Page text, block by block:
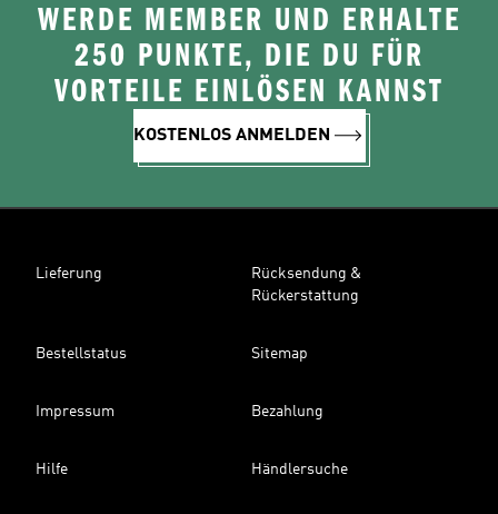
WERDE MEMBER UND ERHALTE
250 PUNKTE, DIE DU FÜR
VORTEILE EINLÖSEN KANNST
KOSTENLOS ANMELDEN
Lieferung
Rücksendung &
Rückerstattung
Bestellstatus Sitemap
Impressum Bezahlung
Hilfe Händlersuche